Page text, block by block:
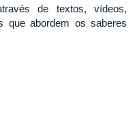
de textos, vídeos,
que abordem os saberes